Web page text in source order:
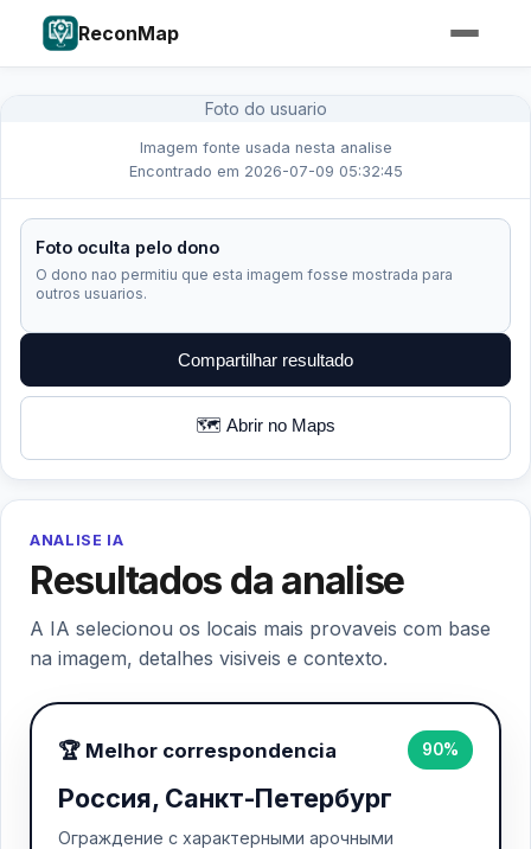
ReconMap
Foto do usuario
Imagem fonte usada nesta analise
Encontrado em 2026-07-09 05:32:45
Foto oculta pelo dono
O dono nao permitiu que esta imagem fosse mostrada para
outros usuarios.
Compartilhar resultado
🗺️ Abrir no Maps
ANALISE IA
Resultados da analise
A IA selecionou os locais mais provaveis com base
na imagem, detalhes visiveis e contexto.
🏆 Melhor correspondencia 90%
Россия, Санкт-Петербург
Ограждение с характерными арочными